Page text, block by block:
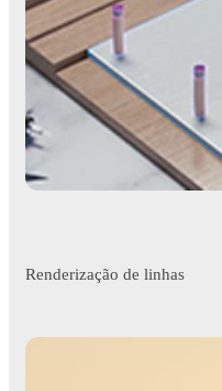
Renderização de linhas